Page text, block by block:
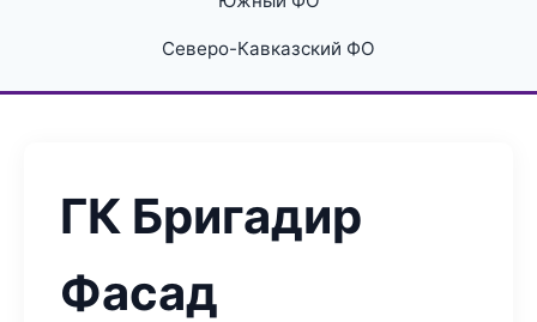
Северо-Кавказский ФО
ГК Бригадир
Фасад